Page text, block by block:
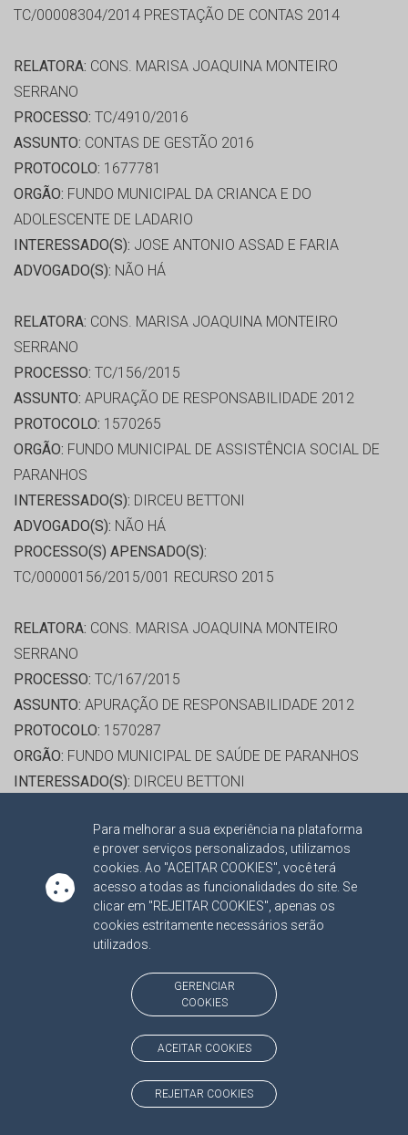
Para melhorar a sua experiência na plataforma
e prover serviços personalizados, utilizamos
cookies. Ao "ACEITAR COOKIES", você terá
acesso a todas as funcionalidades do site. Se
clicar em "REJEITAR COOKIES", apenas os
cookies estritamente necessários serão
utilizados.
GERENCIAR
COOKIES
ACEITAR COOKIES
REJEITAR COOKIES
TC/00008304/2014 PRESTAÇÃO DE CONTAS 2014
RELATORA: CONS. MARISA JOAQUINA MONTEIRO
SERRANO
PROCESSO: TC/4910/2016
ASSUNTO: CONTAS DE GESTÃO 2016
PROTOCOLO: 1677781
ORGÃO: FUNDO MUNICIPAL DA CRIANCA E DO
ADOLESCENTE DE LADARIO
INTERESSADO(S): JOSE ANTONIO ASSAD E FARIA
ADVOGADO(S): NÃO HÁ
RELATORA: CONS. MARISA JOAQUINA MONTEIRO
SERRANO
PROCESSO: TC/156/2015
ASSUNTO: APURAÇÃO DE RESPONSABILIDADE 2012
PROTOCOLO: 1570265
ORGÃO: FUNDO MUNICIPAL DE ASSISTÊNCIA SOCIAL DE
PARANHOS
INTERESSADO(S): DIRCEU BETTONI
ADVOGADO(S): NÃO HÁ
PROCESSO(S) APENSADO(S):
TC/00000156/2015/001 RECURSO 2015
RELATORA: CONS. MARISA JOAQUINA MONTEIRO
SERRANO
PROCESSO: TC/167/2015
ASSUNTO: APURAÇÃO DE RESPONSABILIDADE 2012
PROTOCOLO: 1570287
ORGÃO: FUNDO MUNICIPAL DE SAÚDE DE PARANHOS
INTERESSADO(S): DIRCEU BETTONI
PROCESSO(S) APENSADO(S):
TC/00000167/2015/001 RECURSO 2015
CONS. MARISA JOAQUINA MONTEIRO
APURAÇÃO DE RESPONSABILIDADE 2013
1570382
PREFEITURA MUNICIPAL DE PORTO MURTINHO
DERLEI JOÃO DELEVATTI, HEITOR
MIRANDA DOS SANTOS